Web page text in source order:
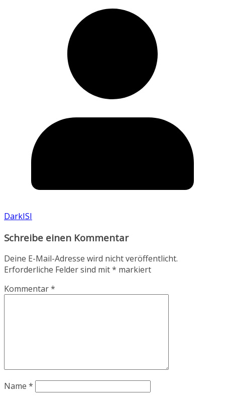
DarkISI
Schreibe einen Kommentar
Deine E-Mail-Adresse wird nicht veröffentlicht.
Erforderliche Felder sind mit* markiert
Kommentar*
Name *